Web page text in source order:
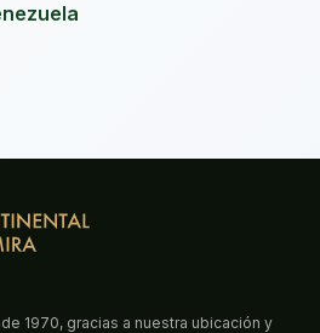
1970, gracias a nuestra ubicación y